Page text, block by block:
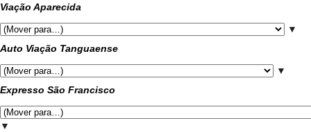
Viação Aparecida
▼
Auto Viação Tanguaense
▼
Expresso São Francisco
▼